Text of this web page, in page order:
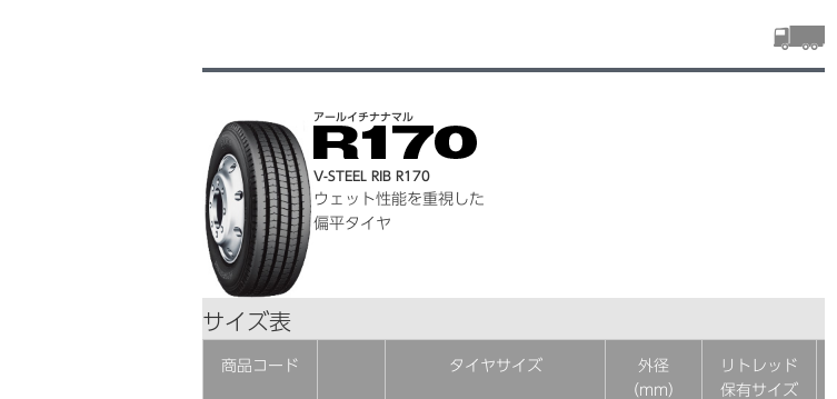
アールイチナナマル
V-STEEL RIB R170
ウェット性能を重視した
偏平タイヤ
サイズ表
商品コード タイヤサイズ
外径
（mm）
リトレッド
保有サイズ